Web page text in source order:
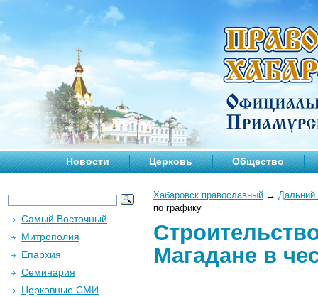
Новости Церковь Общество
Хабаровск православный → Дальний
по графику
Магадане в
Самый Восточный
Митрополия
Епархия
Семинария
Церковные СМИ